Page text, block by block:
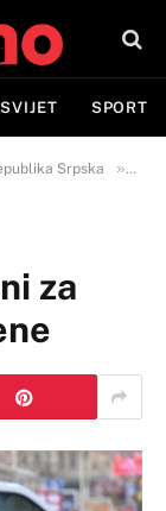
SVIJET SPORT
Srpska »
za